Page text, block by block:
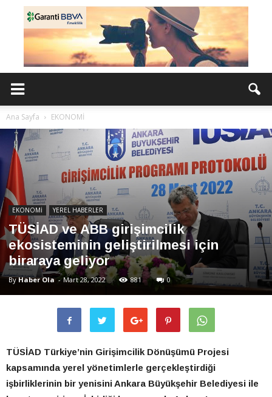
Ana Sayfa EKONOMİ
EKONOMİ YEREL HABERLER
TÜSİAD ve ABB girişimcilik
ekosisteminin geliştirilmesi için
biraraya geliyor
ByHaber Ola - Mart 28, 2022 881 0
TÜSİAD Türkiye’nin Girişimcilik Dönüşümü Projesi
kapsamında yerel yönetimlerle gerçekleştirdiği
işbirliklerinin bir yenisini Ankara Büyükşehir Belediyesi ile